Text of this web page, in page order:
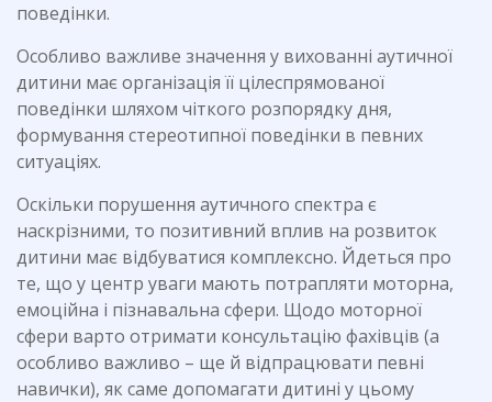
поведінки.
Особливо важливе значення у вихованні аутичної
дитини має організація її цілеспрямованої
поведінки шляхом чіткого розпорядку дня,
формування стереотипної поведінки в певних
ситуаціях.
Оскільки порушення аутичного спектра є
наскрізними, то позитивний вплив на розвиток
дитини має відбуватися комплексно. Йдеться про
те, що у центр уваги мають потрапляти моторна,
емоційна і пізнавальна сфери. Щодо моторної
сфери варто отримати консультацію фахівців (а
особливо важливо – ще й відпрацювати певні
навички), як саме допомагати дитині у цьому